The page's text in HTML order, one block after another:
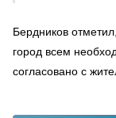
Бердников
город всем
согласовано с